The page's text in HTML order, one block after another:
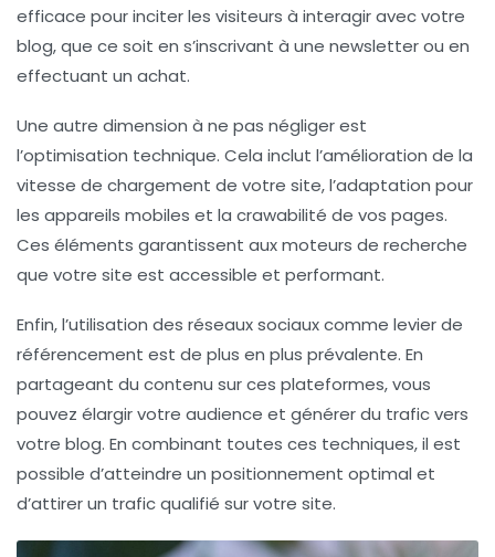
efficace pour inciter les visiteurs à interagir avec votre
blog, que ce soit en s’inscrivant à une newsletter ou en
effectuant un achat.
Une autre dimension à ne pas négliger est
l’optimisation technique. Cela inclut l’amélioration de la
vitesse de chargement de votre site, l’adaptation pour
les appareils mobiles et la crawabilité de vos pages.
Ces éléments garantissent aux moteurs de recherche
que votre site est accessible et performant.
Enfin, l’utilisation des réseaux sociaux comme levier de
référencement est de plus en plus prévalente. En
partageant du contenu sur ces plateformes, vous
pouvez élargir votre audience et générer du trafic vers
votre blog. En combinant toutes ces techniques, il est
possible d’atteindre un positionnement optimal et
d’attirer un trafic qualifié sur votre site.